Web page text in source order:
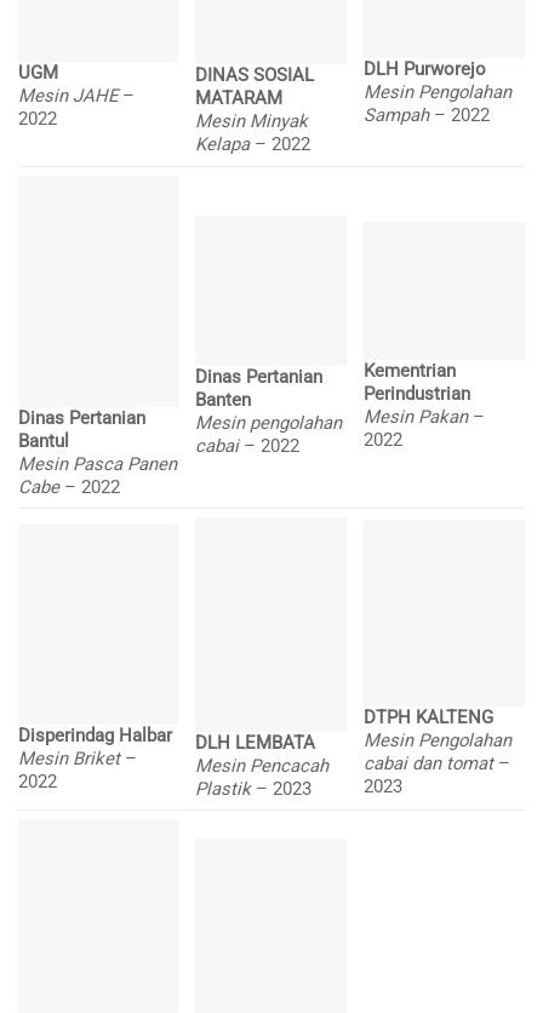
UGM
Mesin JAHE–
2022
DINAS SOSIAL
MATARAM
Mesin Minyak
Kelapa – 2022
DLH Purworejo
Mesin Pengolahan
Sampah – 2022
Dinas Pertanian
Bantul
Mesin Pasca Panen
Cabe – 2022
Dinas Pertanian
Banten
Mesin pengolahan
cabai – 2022
Kementrian
Perindustrian
Mesin Pakan –
2022
Disperindag Halbar
Mesin Briket –
2022
DLH LEMBATA
Mesin Pencacah
Plastik – 2023
DTPH KALTENG
Mesin Pengolahan
cabai dan tomat –
2023